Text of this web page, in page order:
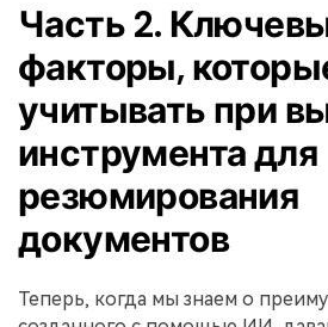
Часть 2.
факторы,
учитывать при
инструмента для
резюмирования
документов
Теперь, когда мы знаем о